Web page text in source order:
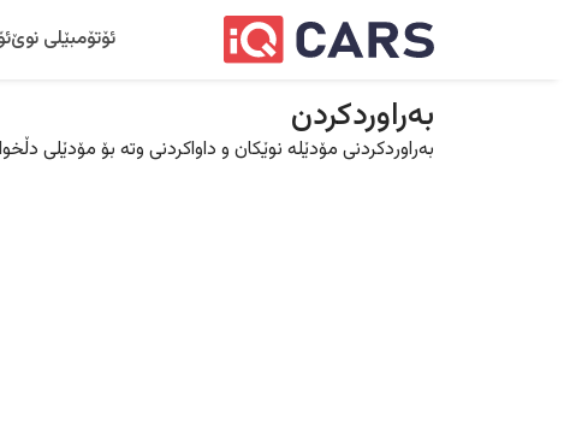
ئۆتۆمبێلی نوێ
بەراوردکردن
بەراوردکردنی مۆدێلە نوێکان و داواکردنی وتە بۆ مۆدێلی